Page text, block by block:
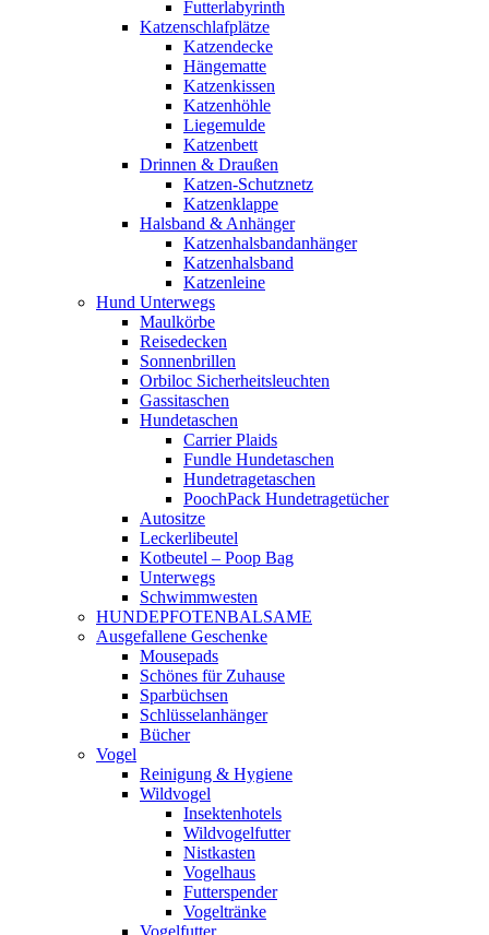
Futterlabyrinth
Katzenschlafplätze
Katzendecke
Hängematte
Katzenkissen
Katzenhöhle
Liegemulde
Katzenbett
Drinnen & Draußen
Katzen-Schutznetz
Katzenklappe
Halsband & Anhänger
Katzenhalsbandanhänger
Katzenhalsband
Katzenleine
Hund Unterwegs
Maulkörbe
Reisedecken
Sonnenbrillen
Orbiloc Sicherheitsleuchten
Gassitaschen
Hundetaschen
Carrier Plaids
Fundle Hundetaschen
Hundetragetaschen
PoochPack Hundetragetücher
Autositze
Leckerlibeutel
Kotbeutel – Poop Bag
Unterwegs
Schwimmwesten
HUNDEPFOTENBALSAME
Ausgefallene Geschenke
Mousepads
Schönes für Zuhause
Sparbüchsen
Schlüsselanhänger
Bücher
Vogel
Reinigung & Hygiene
Wildvogel
Insektenhotels
Wildvogelfutter
Nistkasten
Vogelhaus
Futterspender
Vogeltränke
Vogelfutter